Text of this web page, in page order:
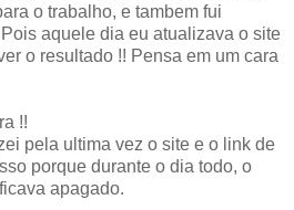
o trabalho, e tambem fui
aquele dia eu atualizava o site
o resultado !! Pensa em um cara
!!
pela ultima vez o site e o link de
porque durante o dia todo, o
apagado.